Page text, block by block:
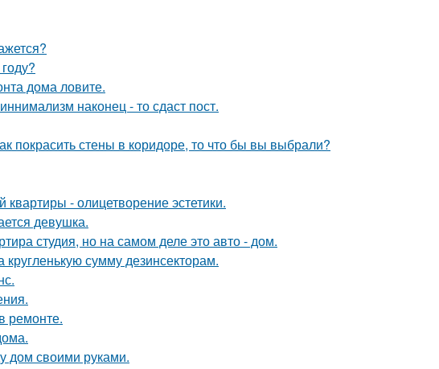
дома ловите.
наконец - то сдаст пост.
покрасить стены в коридоре, то что бы вы выбрали?
- олицетворение эстетики.
девушка.
студия, но на самом деле это авто - дом.
сумму дезинсекторам.
ремонте.
дом своими руками.